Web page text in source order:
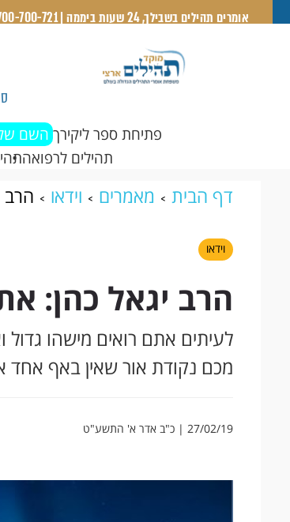
אומרים תהילים בשבילך, 24 שעות ביממה | 1-700-700-721
פתיחת ספר ליקירך השם
תהילים לרפואה
דף הבית מאמרים וידאו הרב
וידאו
הרב יגאל כהן:
לעיתים אתם רואים מישהו
מכם נקודת אור שאין באף אחד
27/02/19 | כ"ב אדר א' התשע"ט